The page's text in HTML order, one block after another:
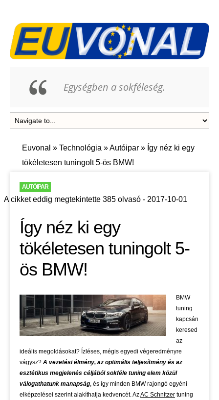
Egységben a sokféleség.
Euvonal » Technológia »Autóipar » Így néz ki egy
tökéletesen tuningolt 5-ös BMW!
AUTÓIPAR
A cikket eddig megtekintette 385 olvasó - 2017-10-01
Így néz ki egy
tökéletesen tuningolt 5-
ös BMW!
BMW
tuning
kapcsán
keresed
az
ideális megoldásokat? Ízléses, mégis egyedi végeredményre
vágysz? A vezetési élmény, az optimális teljesítmény és az
esztétikus megjelenés céljából sokféle tuning elem közül
válogathatunk manapság, és így minden BMW rajongó egyéni
elképzelései szerint alakíthatja kedvencét. AzAC Schnitzer tuning